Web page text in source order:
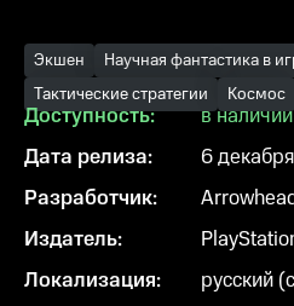
Экшен
Научная фантастика в
Тактические стратегии
Космос
Доступность:
в наличии
Дата релиза:
6
Разработчик:
Издатель:
Локализация:
русский